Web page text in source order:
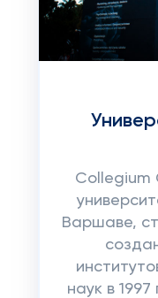
Collegium
Варшаве,
наук в